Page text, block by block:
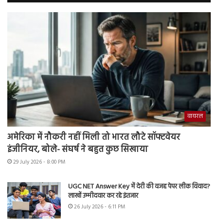
वायरल
अमेरिका में नौकरी नहीं मिली तो भारत लौटे सॉफ्टवेयर
इंजीनियर, बोले- संघर्ष ने बहुत कुछ सिखाया
29 July 2026 - 8:00 PM
UGC NET Answer Key में देरी की वजह पेपर लीक विवाद?
लाखों उम्मीदवार कर रहे इंतजार
26 July 2026 - 6:11 PM